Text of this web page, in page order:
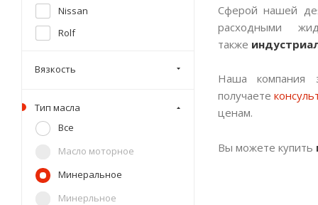
Сферой нашей
расходными
также
Наша компания
получаете
ценам.
Вы можете купить
Nissan
Rolf
Shell
Вязкость
Тип масла
Все
Масло моторное
Минеральное
Минерльное